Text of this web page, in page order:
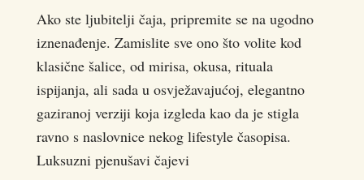
Ako ste ljubitelji čaja, pripremite se na ugodno
iznenađenje. Zamislite sve ono što volite kod
klasične šalice, od mirisa, okusa, rituala
ispijanja, ali sada u osvježavajućoj, elegantno
gaziranoj verziji koja izgleda kao da je stigla
ravno s naslovnice nekog lifestyle časopisa.
Luksuzni pjenušavi čajevi